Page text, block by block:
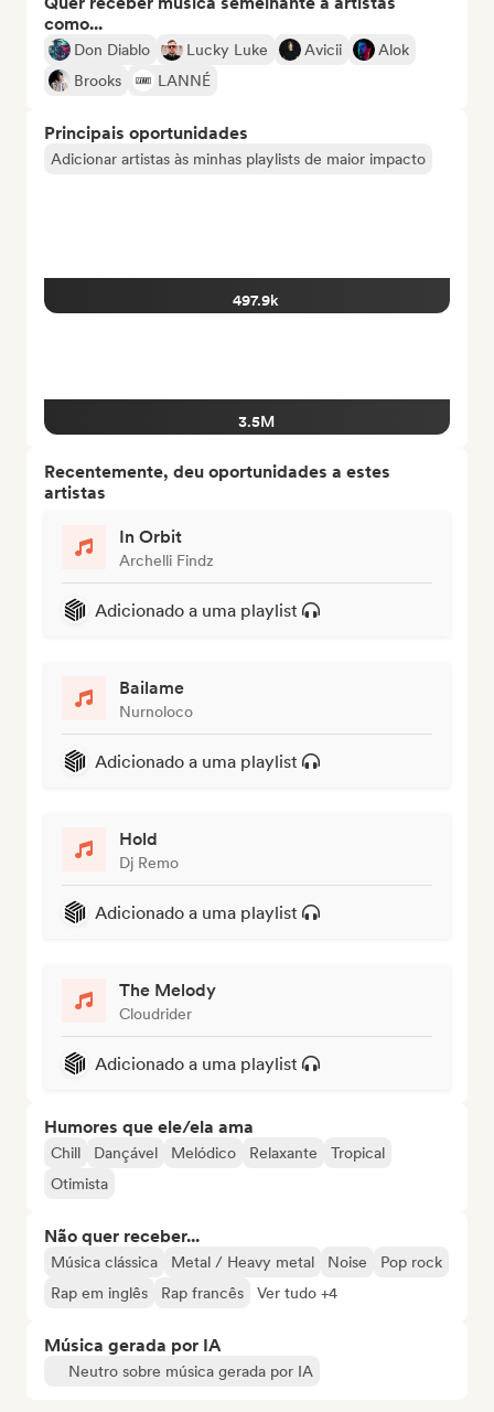
como...
Don Diablo Lucky Luke Avicii
Alok
Brooks
LANNÉ
Principais oportunidades
Adicionar artistas às minhas playlists de maior impacto
497.9k
3.5M
Recentemente, deu oportunidades a estes
artistas
In Orbit
Archelli Findz
Adicionado a uma playlist
Bailame
Nurnoloco
Adicionado a uma playlist
Hold
Dj Remo
Adicionado a uma playlist
The Melody
Cloudrider
Adicionado a uma playlist
Humores que ele/ela ama
Chill Dançável Melódico Relaxante
Tropical
Otimista
Não quer receber...
Música clássica Metal / Heavy metal Noise
Pop rock
Rap em inglês
Rap francês Ver tudo +4
Música gerada por IA
Neutro sobre música gerada por IA